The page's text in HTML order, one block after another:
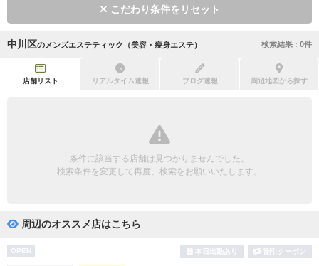
初回割引あり リピーター割引あり
団体様歓迎
ペアルームあり
フットバスあり 岩盤浴あり
こだわり条件をリセット
中川区の メンズエステティック（美容・痩身エステ） 検索結果 : 0件
店舗リスト リアルタイム速報 ブログ速報 周辺地図から探す
条件に該当する店舗は見つかりませんでした。
検索条件を変更して再度、検索をお願いいたします。
周辺のオススメ店はこちら
OPEN 本日出勤あり 割引クーポン